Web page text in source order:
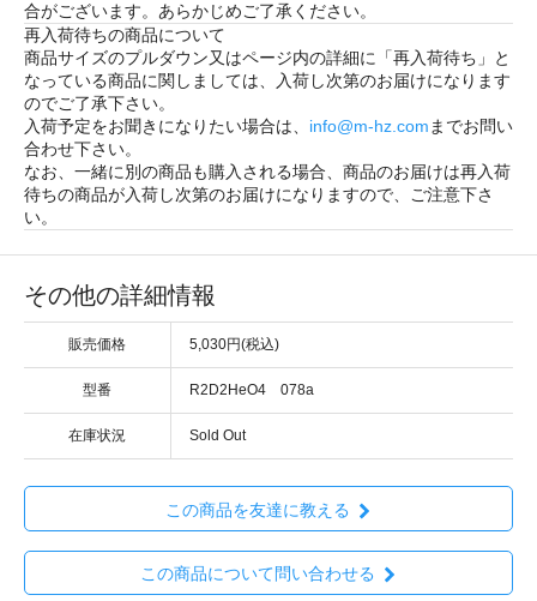
合がございます。あらかじめご了承ください。
再入荷待ちの商品について
商品サイズのプルダウン又はページ内の詳細に「再入荷待ち 」と
なっている商品に関しましては、入荷し次第のお届けになります
のでご了承下さい。
入荷予定をお聞きになりたい場合は、 info@m-hz.comまでお問い
合わせ下さい。
なお、一緒に別の商品も購入される場合、商品のお届けは再入荷
待ちの商品が入荷し次第のお届けになりますので、ご注意下さ
い。
その他の詳細情報
販売価格 5,030円(税込)
型番 R2D2HeO4 078a
在庫状況 Sold Out
この商品を友達に教える
この商品について問い合わせる